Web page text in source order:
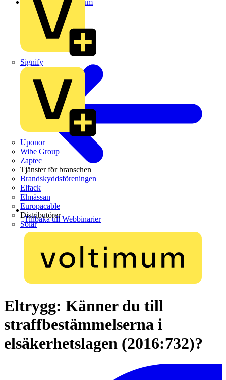
Signify
Uponor
Wibe Group
Zaptec
Tjänster för branschen
Brandskyddsföreningen
Elfack
Elmässan
Europacable
Distributörer
Solar
Tillbaka till Webbinarier
Eltrygg: Känner du till
straffbestämmelserna i
elsäkerhetslagen (2016:732)?